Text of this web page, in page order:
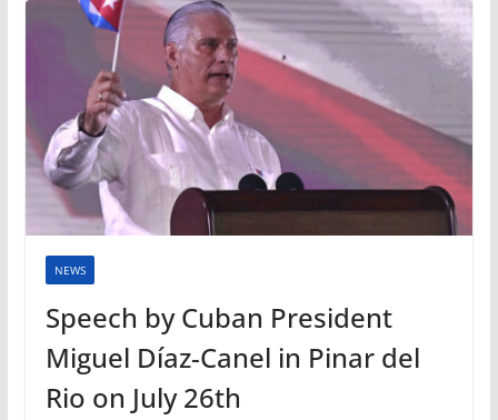
NEWS
Speech by Cuban President
Miguel Díaz-Canel in Pinar del
Rio on July 26th